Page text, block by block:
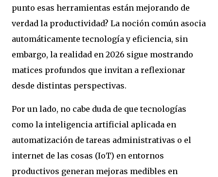
punto esas herramientas están mejorando de
verdad la productividad? La noción común asocia
automáticamente tecnología y eficiencia, sin
embargo, la realidad en 2026 sigue mostrando
matices profundos que invitan a reflexionar
desde distintas perspectivas.
Por un lado, no cabe duda de que tecnologías
como la inteligencia artificial aplicada en
automatización de tareas administrativas o el
internet de las cosas (IoT) en entornos
productivos generan mejoras medibles en